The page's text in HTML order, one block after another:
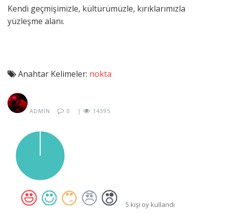
Kendi geçmişimizle, kültürümüzle, kırıklarımızla
yüzleşme alanı.
Anahtar Kelimeler: nokta
ADMIN 0 | 14395
5 kişi oy kullandı